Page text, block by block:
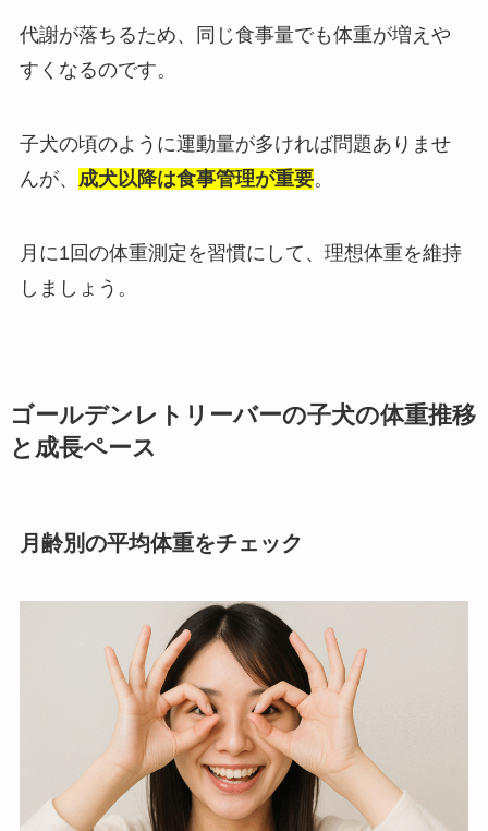
代謝が落ちるため、同じ食事量でも体重が増えや
すくなるのです。
子犬の頃のように運動量が多ければ問題ありませ
んが、 成犬以降は食事管理が重要。
月に1回の体重測定を習慣にして、理想体重を維持
しましょう。
ゴールデンレトリーバーの子犬の体重推移
と成長ペース
月齢別の平均体重をチェック